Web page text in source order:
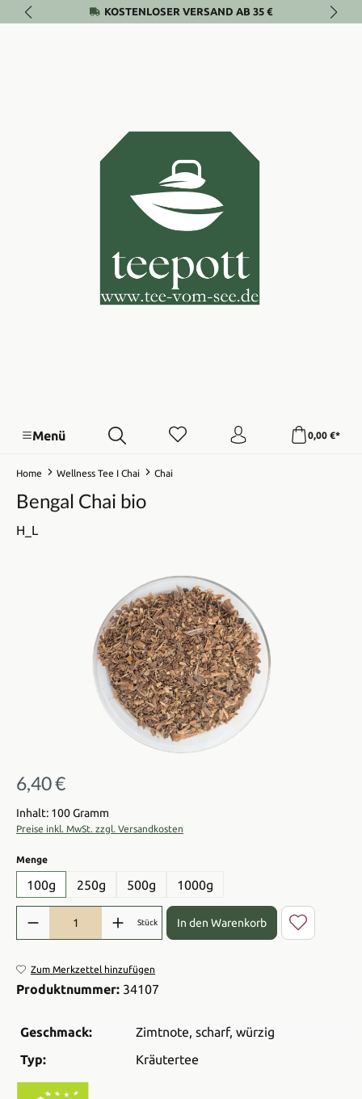
Zum Hauptinhalt springenKOSTENLOSER VERSAND AB 35 €
Menü 0,00 €*
Home Wellness Tee I Chai Chai
Bengal Chai bio
H_L
Bildergalerie überspringen
Regulärer Preis:
6,40 €
Inhalt: 100 Gramm
Preise inkl. MwSt. zzgl. Versandkosten
Mengeauswählen
100g 250g 500g 1000g
Produkt Anzahl: Gib den gewünschten Wert ein oder benutze die
Stück In den Warenkorb
Zum Merkzettel hinzufügen
Produktnummer: 34107
Geschmack: Zimtnote, scharf, würzig
Typ:
Kräutertee